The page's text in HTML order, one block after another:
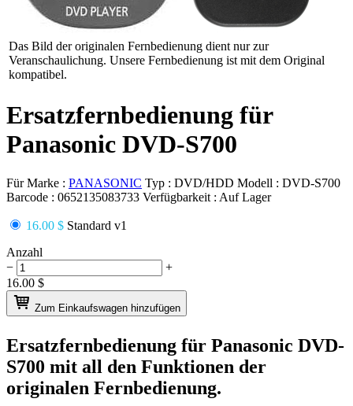
Das Bild der originalen Fernbedienung dient nur zur
Veranschaulichung. Unsere Fernbedienung ist mit dem Original
kompatibel.
Ersatzfernbedienung für
Panasonic DVD-S700
Für Marke : PANASONIC Typ : DVD/HDD Modell : DVD-S700
Barcode : 0652135083733 Verfügbarkeit : Auf Lager
16.00 $ Standard v1
Anzahl
−
+
16.00 $
Zum Einkaufswagen hinzufügen
Ersatzfernbedienung für Panasonic DVD-
S700 mit all den Funktionen der
originalen Fernbedienung.